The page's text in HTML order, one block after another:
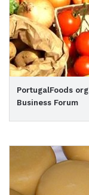
PortugalFoods
Business Forum